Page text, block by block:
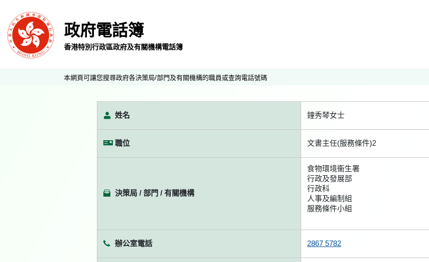
政府電話簿
香港特別行政區政府及有關機構電話簿
本網頁可讓您搜尋政府各決策局/部門及有關機構的職員或查詢電話號碼
姓名 鐘秀琴女士
職位 文書主任(服務條件)2
決策局 / 部門 / 有關機構
食物環境衞生署
行政及發展部
行政科
人事及編制組
服務條件小組
辦公室電話 2867 5782